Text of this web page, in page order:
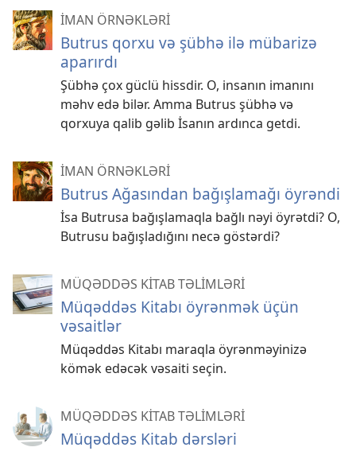
İMAN ÖRNƏKLƏRİ
Butrus qorxu və şübhə ilə mübarizə
aparırdı
Şübhə çox güclü hissdir. O, insanın imanını
məhv edə bilər. Amma Butrus şübhə və
qorxuya qalib gəlib İsanın ardınca getdi.
İMAN ÖRNƏKLƏRİ
Butrus Ağasından bağışlamağı öyrəndi
İsa Butrusa bağışlamaqla bağlı nəyi öyrətdi? O,
Butrusu bağışladığını necə göstərdi?
MÜQƏDDƏS KİTAB TƏLİMLƏRİ
Müqəddəs Kitabı öyrənmək üçün
vəsaitlər
Müqəddəs Kitabı maraqla öyrənməyinizə
kömək edəcək vəsaiti seçin.
MÜQƏDDƏS KİTAB TƏLİMLƏRİ
Müqəddəs Kitab dərsləri